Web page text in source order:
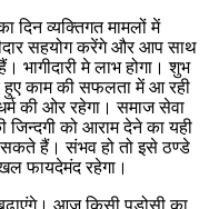
व्यक्तिगत मामलों में
सहयोग करेंगे और आप साथ
मे लाभ होगा। शुभ
काम की सफलता में आ रही
की ओर रहेगा। समाज सेवा
को आराम देने का यही
सकते हैं। संभव हो तो इसे ठण्डे
फायदेमंद रहेगा।
आज किसी पड़ोसी का